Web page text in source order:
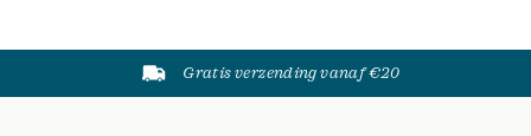
Gratis verzending vanaf €20